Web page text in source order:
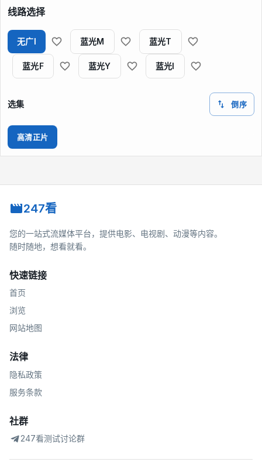
线路选择
无广I 蓝光M 蓝光T
蓝光F 蓝光Y 蓝光I
选集 倒序
高清正片
247看
您的一站式流媒体平台，提供电影、电视剧、动漫等内容。
随时随地，想看就看。
快速链接
首页
浏览
网站地图
法律
隐私政策
服务条款
社群
247看测试讨论群